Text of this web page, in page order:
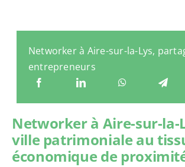
Networker à Aire-sur-la-Lys,
entrepreneurs
Networker à Aire-sur-la-
ville patrimoniale au
économique de